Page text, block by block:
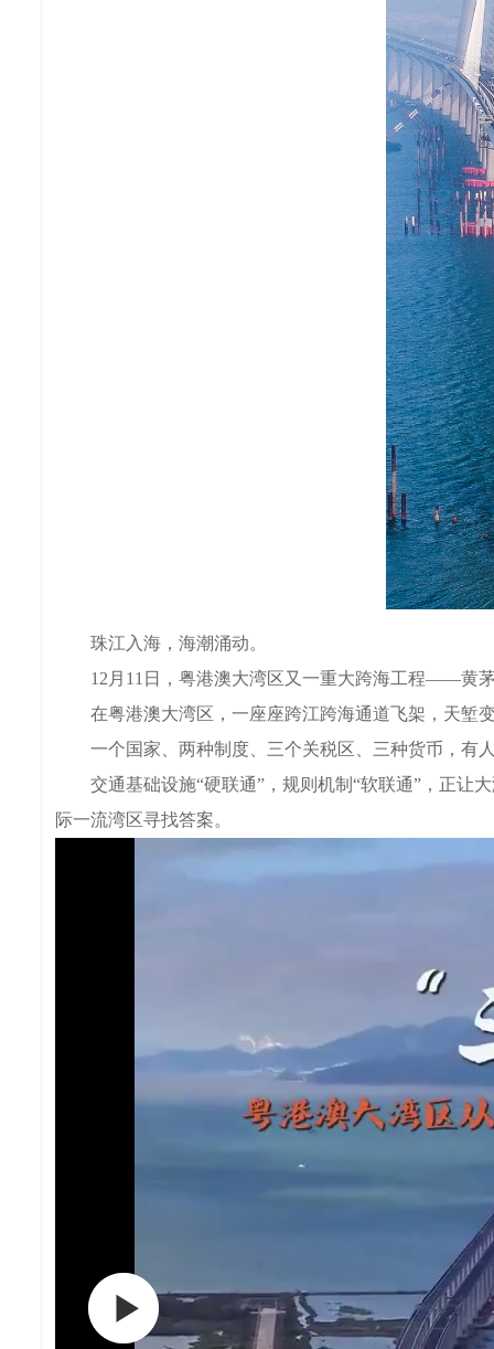
珠江入海，海潮涌动。
12月11日，粤港澳大湾区又一重大跨海工程——黄茅
在粤港澳大湾区，一座座跨江跨海通道飞架，天堑
一个国家、两种制度、三个关税区、三种货币，有
交通基础设施“硬联通”，规则机制“软联通”，正让大
际一流湾区寻找答案。